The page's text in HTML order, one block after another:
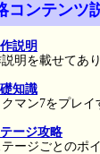
コンテンツ
説明
明を載せてあり
知識
クマン7をプレ
ージ攻略
ージごとのポ